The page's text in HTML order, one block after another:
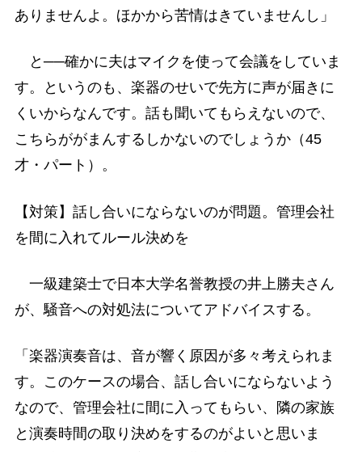
ありませんよ。ほかから苦情はきていませんし」
と──確かに夫はマイクを使って会議をしていま
す。というのも、楽器のせいで先方に声が届きに
くいからなんです。話も聞いてもらえないので、
こちらががまんするしかないのでしょうか（45
才・パート）。
【対策】話し合いにならないのが問題。管理会社
を間に入れてルール決めを
一級建築士で日本大学名誉教授の井上勝夫さん
が、騒音への対処法についてアドバイスする。
「楽器演奏音は、音が響く原因が多々考えられま
す。このケースの場合、話し合いにならないよう
なので、管理会社に間に入ってもらい、隣の家族
と演奏時間の取り決めをするのがよいと思いま